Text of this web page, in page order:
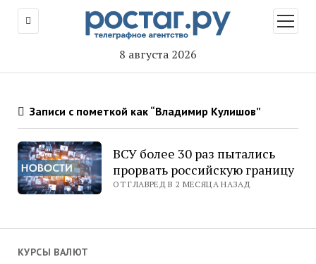
8 августа 2026
меню
КУРСЫ ВАЛЮТ
Записи с пометкой как “Владимир Кулишов”
ВСУ более 30 раз пытались
прорвать российскую границу
ОТ ГЛАВРЕД В 2 МЕСЯЦА НАЗАД